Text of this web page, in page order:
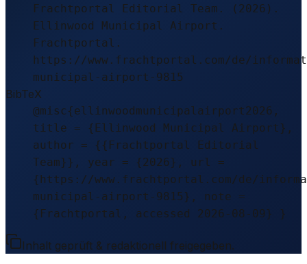
Frachtportal Editorial Team. (2026).
Ellinwood Municipal Airport.
Frachtportal.
https://www.frachtportal.com/de/
municipal-airport-9815
BibTeX
@misc{ellinwoodmunicipalairport2026,
title = {Ellinwood Municipal Airport},
author = {{Frachtportal Editorial
Team}}, year = {2026}, url =
{https://www.frachtportal.com/de/
municipal-airport-9815}, note =
{Frachtportal, accessed 2026-08-09} }
Inhalt geprüft & redaktionell freigegeben.